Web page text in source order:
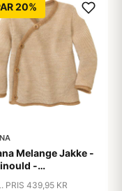
20%
Melange Jakke -
-
PRIS 439,95 KR